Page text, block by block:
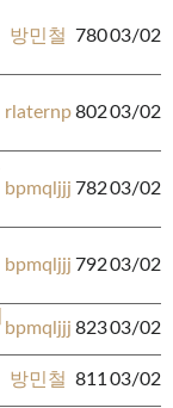
방민철 78003/02
rlaternp80203/02
bpmqljjj 78203/02
bpmqljjj 79203/02
bpmqljjj 82303/02
방민철 811 03/02